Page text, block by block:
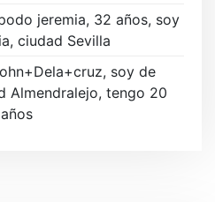
jeremia, 32 años, soy
ciudad Sevilla
soy de
Almendralejo, tengo 20
años